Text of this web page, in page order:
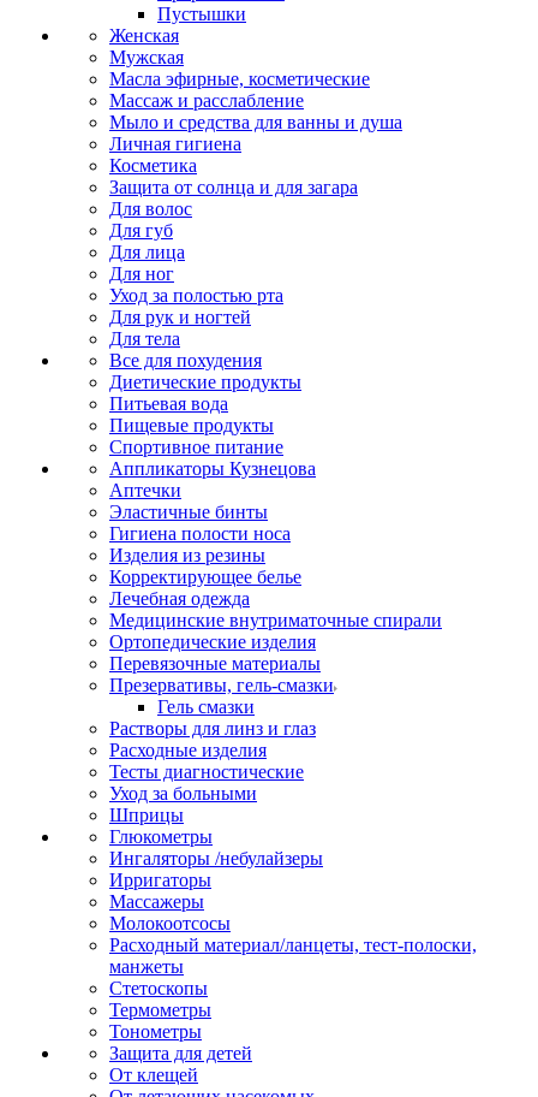
Пустышки
Женская
Мужская
Масла эфирные, косметические
Массаж и расслабление
Мыло и средства для ванны и душа
Личная гигиена
Косметика
Защита от солнца и для загара
Для волос
Для губ
Для лица
Для ног
Уход за полостью рта
Для рук и ногтей
Для тела
Все для похудения
Диетические продукты
Питьевая вода
Пищевые продукты
Спортивное питание
Аппликаторы Кузнецова
Аптечки
Эластичные бинты
Гигиена полости носа
Изделия из резины
Корректирующее белье
Лечебная одежда
Медицинские внутриматочные спирали
Ортопедические изделия
Перевязочные материалы
Презервативы, гель-смазки
Гель смазки
Растворы для линз и глаз
Расходные изделия
Тесты диагностические
Уход за больными
Шприцы
Глюкометры
Ингаляторы /небулайзеры
Ирригаторы
Массажеры
Молокоотсосы
Расходный материал/ланцеты, тест-полоски,
манжеты
Стетоскопы
Термометры
Тонометры
Защита для детей
От клещей